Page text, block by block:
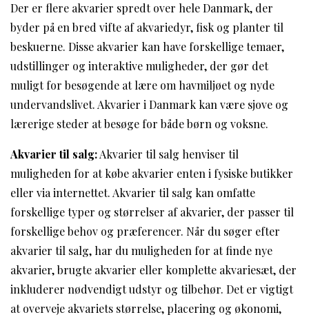
Der er flere akvarier spredt over hele Danmark, der
byder på en bred vifte af akvariedyr, fisk og planter til
beskuerne. Disse akvarier kan have forskellige temaer,
udstillinger og interaktive muligheder, der gør det
muligt for besøgende at lære om havmiljøet og nyde
undervandslivet. Akvarier i Danmark kan være sjove og
lærerige steder at besøge for både børn og voksne.
Akvarier til salg:Akvarier til salg henviser til
muligheden for at købe akvarier enten i fysiske butikker
eller via internettet. Akvarier til salg kan omfatte
forskellige typer og størrelser af akvarier, der passer til
forskellige behov og præferencer. Når du søger efter
akvarier til salg, har du muligheden for at finde nye
akvarier, brugte akvarier eller komplette akvariesæt, der
inkluderer nødvendigt udstyr og tilbehør. Det er vigtigt
at overveje akvariets størrelse, placering og økonomi,